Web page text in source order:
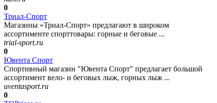
0
Триал-Спорт
Магазины «Триал-Спорт» предлагают в широком
ассортименте спорттовары: горные и беговые ...
trial-sport.ru
0
Ювента Спорт
Спортивный магазин "Ювента Спорт" предлагает большой
ассортимент вело- и беговых лыж, горных лыж ...
uventasport.ru
0